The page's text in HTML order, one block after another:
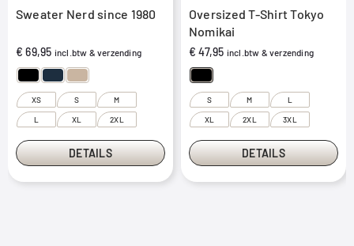
Sweater Nerd since 1980
€ 69,95 incl.btw & verzending
XS S M
L XL 2XL
DETAILS
Oversized T-Shirt Tokyo
Nomikai
€ 47,95 incl.btw & verzending
S M L
XL 2XL 3XL
DETAILS